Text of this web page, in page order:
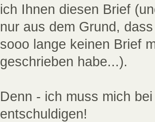
ich Ihnen diesen Brief
nur aus dem Grund,
sooo lange keinen Brief
geschrieben habe...).
Denn - ich muss mich
entschuldigen!